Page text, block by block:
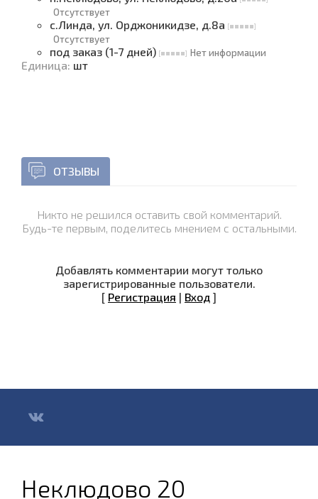
Отсутствует
с.Линда, ул. Орджоникидзе, д.8а
Отсутствует
под заказ (1-7 дней) Нет информации
Единица: шт
ОТЗЫВЫ
Никто не решился оставить свой комментарий.
Будь-те первым, поделитесь мнением с остальными.
Добавлять комментарии могут только
зарегистрированные пользователи.
[ Регистрация | Вход ]
Неклюдово 20